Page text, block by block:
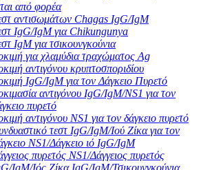
από φορέα
αντισωμάτων Chagas IgG/IgM
IgG/IgM για Chikungunya
IgM για τσικουνγκούνια
για χλαμύδια τραχώματος Ag
αντιγόνου κρυπτοσποριδίου
IgG/IgM για τον Δάγκειο Πυρετό
αντιγόνου IgG/IgM/NS1 για τον
πυρετό
αντιγόνου NS1 για τον δάγκειο πυρετό
τεστ IgG/IgM/Ιού Ζίκα για τον
NS1/Δάγκειο ιό IgG/IgM
πυρετός NS1/Δάγγειος πυρετός